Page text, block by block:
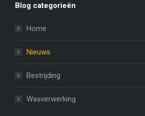
Blog categorieën
Home
Nieuws
Bestrijding
Wasverwerking